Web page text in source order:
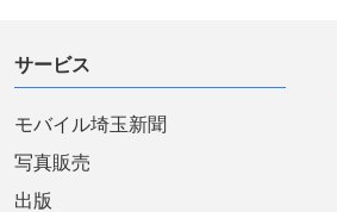
サービス
モバイル埼玉新聞
写真販売
出版